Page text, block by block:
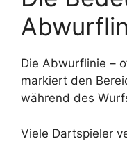
Die Abwurflinie –
markiert den
während des
Viele Dartspieler